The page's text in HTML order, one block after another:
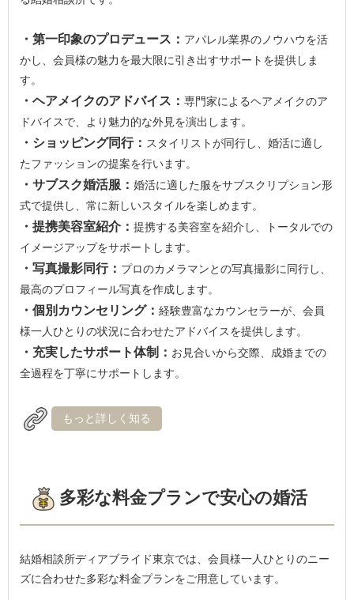
・第一印象のプロデュース： アパレル業界のノウハウを活
かし、会員様の魅力を最大限に引き出すサポートを提供しま
す。
・ヘアメイクのアドバイス：専門家によるヘアメイクのア
ドバイスで、より魅力的な外見を演出します。
・ショッピング同行： スタイリストが同行し、婚活に適し
たファッションの提案を行います。
・サブスク婚活服：婚活に適した服をサブスクリプション形
式で提供し、常に新しいスタイルを楽しめます。
・提携美容室紹介：提携する美容室を紹介し、トータルでの
イメージアップをサポートします。
・写真撮影同行： プロのカメラマンとの写真撮影に同行し、
最高のプロフィール写真を作成します。
・個別カウンセリング：経験豊富なカウンセラーが、会員
様一人ひとりの状況に合わせたアドバイスを提供します。
・充実したサポート体制： お見合いから交際、成婚までの
全過程を丁寧にサポートします。
もっと詳しく知る
多彩な料金プランで安心の婚活
結婚相談所ディアブライド東京では、会員様一人ひとりのニー
ズに合わせた多彩な料金プランをご用意しています。